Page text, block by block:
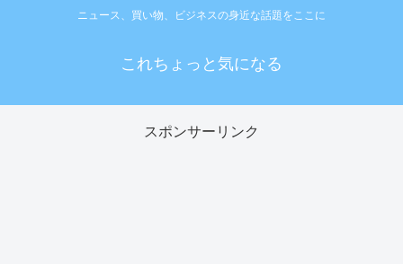
ニュース、買い物、ビジネスの身近な話題をここに
これちょっと気になる
スポンサーリンク